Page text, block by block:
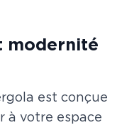
modernité
est conçue
à votre espace